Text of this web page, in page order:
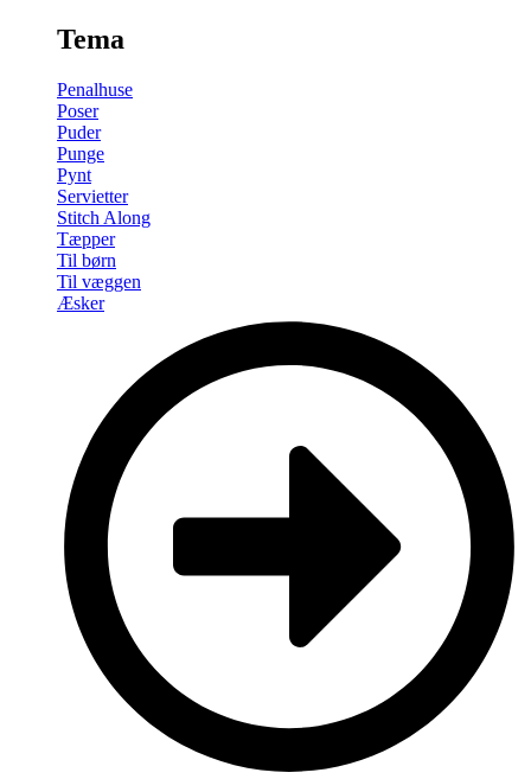
Tema
Penalhuse
Poser
Puder
Punge
Pynt
Servietter
Stitch Along
Tæpper
Til børn
Til væggen
Æsker